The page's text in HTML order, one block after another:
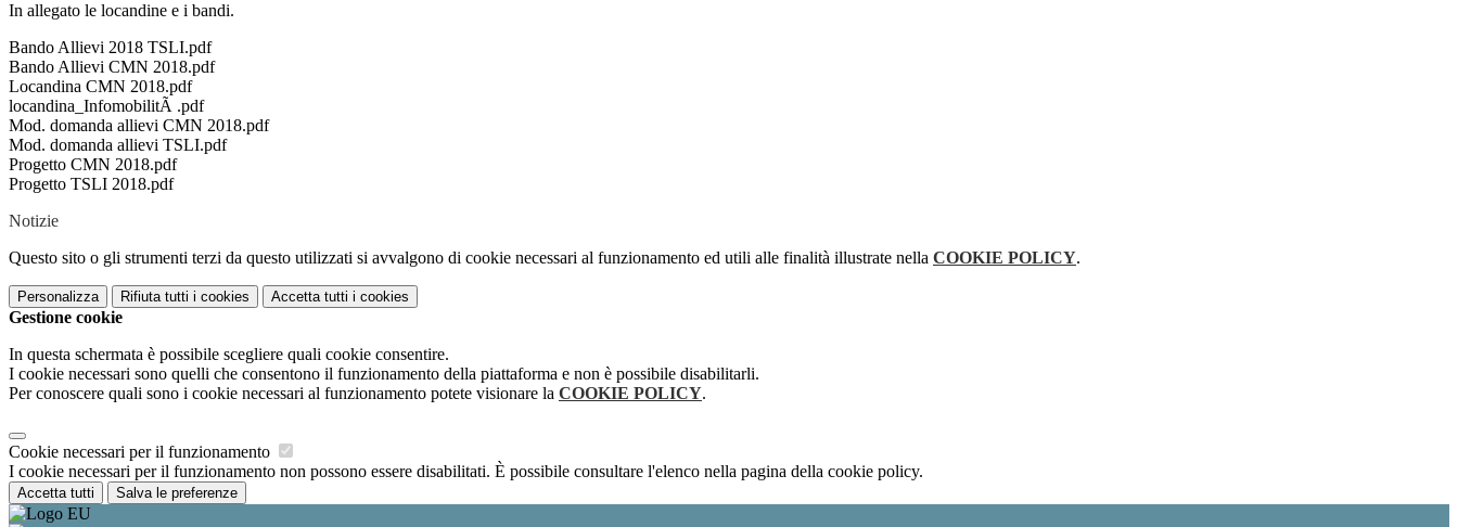
In allegato le locandine e i bandi.
Bando Allievi 2018 TSLI.pdf
Bando Allievi CMN 2018.pdf
Locandina CMN 2018.pdf
locandina_InfomobilitÃ .pdf
Mod. domanda allievi CMN 2018.pdf
Mod. domanda allievi TSLI.pdf
Progetto CMN 2018.pdf
Progetto TSLI 2018.pdf
Notizie
Questo sito o gli strumenti terzi da questo utilizzati si avvalgono di cookie necessari al funzionamento ed utili alle finalità illustrate nella COOKIE POLICY.
Personalizza Rifiuta tutti i cookies Accetta tutti i cookies
Gestione cookie
In questa schermata è possibile scegliere quali cookie consentire.
I cookie necessari sono quelli che consentono il funzionamento della piattaforma e non è possibile disabilitarli.
Per conoscere quali sono i cookie necessari al funzionamento potete visionare la COOKIE POLICY.
Cookie necessari per il funzionamento
I cookie necessari per il funzionamento non possono essere disabilitati. È possibile consultare l'elenco nella pagina della cookie policy.
Accetta tutti Salva le preferenze